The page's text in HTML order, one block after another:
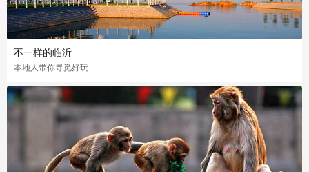
不一样的临沂
本地人带你寻觅好玩